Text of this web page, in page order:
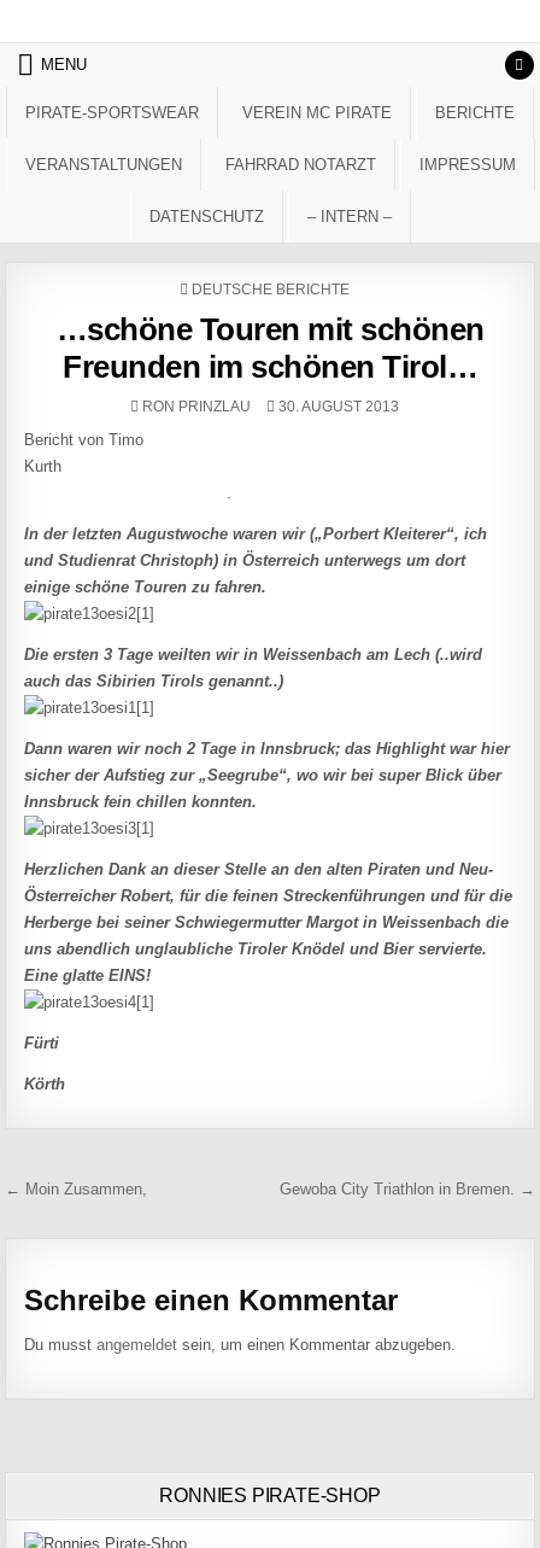
MENU
PIRATE-SPORTSWEAR VEREIN MC PIRATE BERICHTE
VERANSTALTUNGEN FAHRRAD NOTARZT IMPRESSUM
DATENSCHUTZ – INTERN –
POSTED IN
DEUTSCHE BERICHTE
…schöne Touren mit schönen
Freunden im schönen Tirol…
AUTHOR:
RON PRINZLAU PUBLISHED DATE:
30. AUGUST 2013
Bericht von Timo
Kurth
.
In der letzten Augustwoche waren wir („Porbert Kleiterer“, ich
und Studienrat Christoph) in Österreich unterwegs um dort
einige schöne Touren zu fahren.
Die ersten 3 Tage weilten wir in Weissenbach am Lech (..wird
auch das Sibirien Tirols genannt..)
Dann waren wir noch 2 Tage in Innsbruck; das Highlight war hier
sicher der Aufstieg zur „Seegrube“, wo wir bei super Blick über
Innsbruck fein chillen konnten.
Herzlichen Dank an dieser Stelle an den alten Piraten und Neu-
Österreicher Robert, für die feinen Streckenführungen und für die
Herbergebei seiner Schwiegermutter Margot in Weissenbach die
uns abendlich unglaubliche Tiroler Knödel und Bier servierte.
Eine glatte EINS!
Fürti
Körth
Beitragsnavigation
← Moin Zusammen, Gewoba City Triathlon in Bremen. →
Schreibe einen Kommentar
Du musstangemeldet sein, um einen Kommentar abzugeben.
RONNIES PIRATE-SHOP